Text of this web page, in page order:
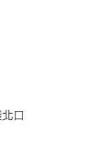
口